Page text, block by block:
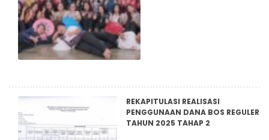
REKAPITULASI REALISASI
PENGGUNAAN DANA BOS REGULER
TAHUN 2025 TAHAP 2